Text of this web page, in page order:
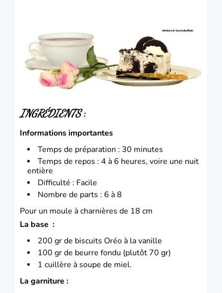
INGRÉDIENTS:
Informations importantes
Temps de préparation : 30 minutes
Temps de repos : 4 à 6 heures, voire une nuit
entière
Difficulté : Facile
Nombre de parts : 6 à 8
Pour un moule à charnières de 18 cm
La base :
200 gr de biscuits Oréo à la vanille
100 gr de beurre fondu (plutôt 70 gr)
1 cuillère à soupe de miel.
La garniture :